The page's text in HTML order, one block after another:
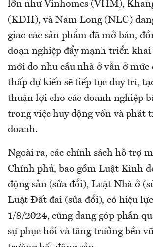
lớn như Vinhomes (VHM),
(KDH), và Nam Long (NLG)
giao các sản phẩm đã mở bán,
doạn nghiệp đẩy mạnh triển
mới do nhu cầu nhà ở vẫn ở mức
thấp dự kiến sẽ tiếp tục duy trì,
thuận lợi cho các doanh nghiệp
trong việc huy động vốn và phát
doanh.
Ngoài ra, các chính sách hỗ trợ
Chính phủ, bao gồm Luật Kinh
động sản (sửa đổi), Luật Nhà ở
Luật Đất đai (sửa đổi), có hiệu
1/8/2024, cũng đang góp phần
sự phục hồi và tăng trưởng bền